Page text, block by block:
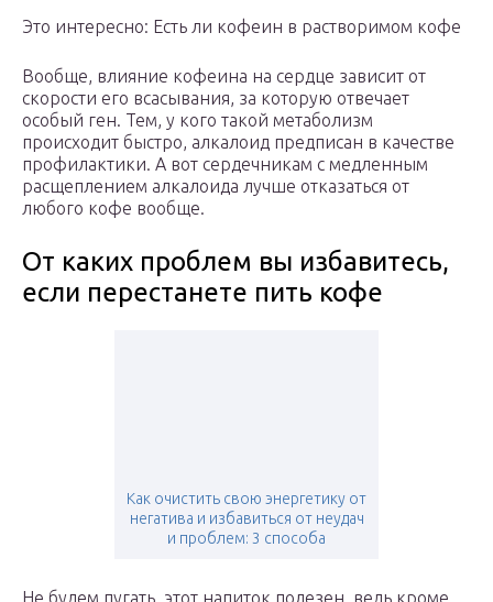
Это интересно: Есть ли кофеин в растворимом кофе
Вообще, влияние кофеина на сердце зависит от
скорости его всасывания, за которую отвечает
особый ген. Тем, у кого такой метаболизм
происходит быстро, алкалоид предписан в качестве
профилактики. А вот сердечникам с медленным
расщеплением алкалоида лучше отказаться от
любого кофе вообще.
От каких проблем вы избавитесь,
если перестанете пить кофе
Как очистить свою энергетику от
негатива и избавиться от неудач
и проблем: 3 способа
Не будем пугать, этот напиток полезен, ведь кроме